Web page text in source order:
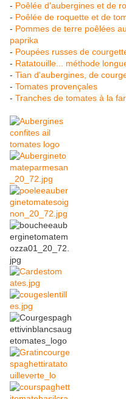
- Poêlée d'aubergines et de
- Poêlée de roquette et de
- Pommes de terre poêlées
paprika
- Poupées russes de
- Ratatouille... méthode
- Tian d'aubergines, de
- Tomates provençales
- Tranches de tomates à la